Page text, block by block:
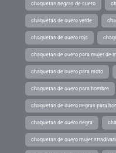
chaquetas negras de cuero
chaquetas de cuero verde
chaquetas de cuero roja
chaquetas de cuero para mujer de
chaquetas de cuero para moto
chaquetas de cuero para hombre
chaquetas de cuero negras para
chaquetas de cuero negra
chaquetas de cuero mujer